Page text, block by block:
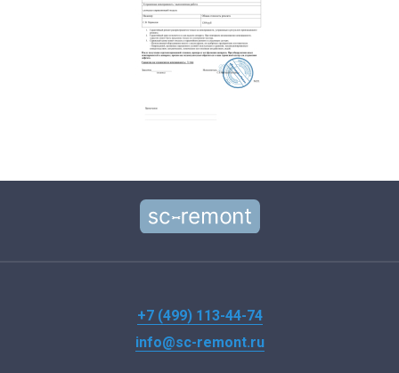
+7 (499) 113-44-74
info@sc-remont.ru